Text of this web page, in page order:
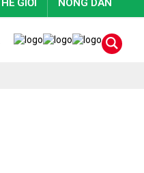
GIỚI NÔNG DÂN
sáng tác văn học